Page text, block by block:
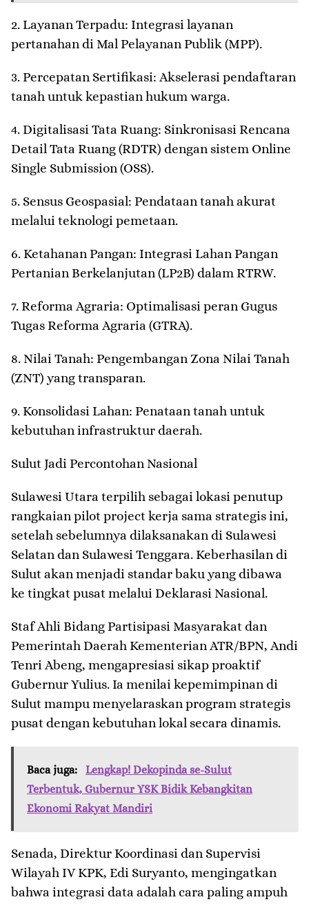
2. ​Layanan Terpadu: Integrasi layanan
pertanahan di Mal Pelayanan Publik (MPP).
3. ​Percepatan Sertifikasi: Akselerasi pendaftaran
tanah untuk kepastian hukum warga.
4. ​Digitalisasi Tata Ruang: Sinkronisasi Rencana
Detail Tata Ruang (RDTR) dengan sistem Online
Single Submission (OSS).
5. ​Sensus Geospasial: Pendataan tanah akurat
melalui teknologi pemetaan.
6. ​Ketahanan Pangan: Integrasi Lahan Pangan
Pertanian Berkelanjutan (LP2B) dalam RTRW.
7. ​Reforma Agraria: Optimalisasi peran Gugus
Tugas Reforma Agraria (GTRA).
8. ​Nilai Tanah: Pengembangan Zona Nilai Tanah
(ZNT) yang transparan.
9. ​Konsolidasi Lahan: Penataan tanah untuk
kebutuhan infrastruktur daerah.
​Sulut Jadi Percontohan Nasional
​Sulawesi Utara terpilih sebagai lokasi penutup
rangkaian pilot project kerja sama strategis ini,
setelah sebelumnya dilaksanakan di Sulawesi
Selatan dan Sulawesi Tenggara. Keberhasilan di
Sulut akan menjadi standar baku yang dibawa
ke tingkat pusat melalui Deklarasi Nasional.
​Staf Ahli Bidang Partisipasi Masyarakat dan
Pemerintah Daerah Kementerian ATR/BPN, Andi
Tenri Abeng, mengapresiasi sikap proaktif
Gubernur Yulius. Ia menilai kepemimpinan di
Sulut mampu menyelaraskan program strategis
pusat dengan kebutuhan lokal secara dinamis.
Baca juga:
Lengkap! Dekopinda se-Sulut
Terbentuk, Gubernur YSK Bidik Kebangkitan
Ekonomi Rakyat Mandiri
​Senada, Direktur Koordinasi dan Supervisi
Wilayah IV KPK, Edi Suryanto, mengingatkan
bahwa integrasi data adalah cara paling ampuh